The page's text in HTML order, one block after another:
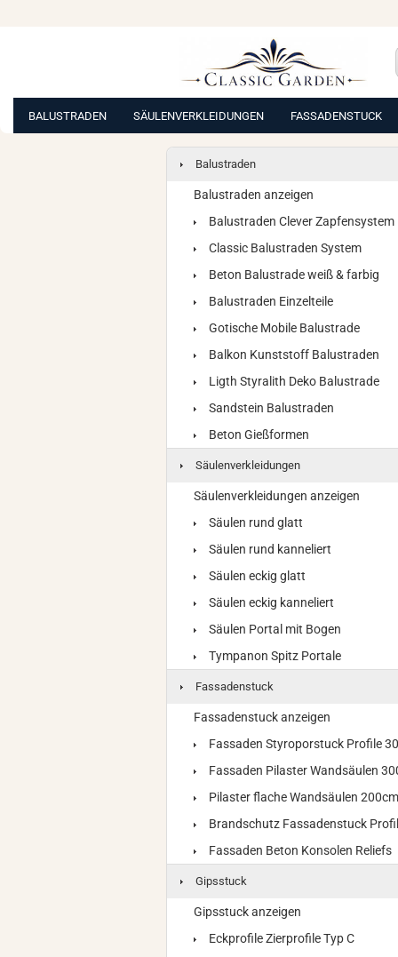
BALUSTRADEN SÄULENVERKLEIDUNGEN FASSADENSTUCK
Balustraden
Balustraden anzeigen
Balustraden Clever Zapfensystem
Classic Balustraden System
Beton Balustrade weiß & farbig
Balustraden Einzelteile
Gotische Mobile Balustrade
Balkon Kunststoff Balustraden
Ligth Styralith Deko Balustrade
Sandstein Balustraden
Beton Gießformen
Säulenverkleidungen
Säulenverkleidungen anzeigen
Säulen rund glatt
Säulen rund kanneliert
Säulen eckig glatt
Säulen eckig kanneliert
Säulen Portal mit Bogen
Tympanon Spitz Portale
Fassadenstuck
Fassadenstuck anzeigen
Fassaden Styroporstuck Profile
Fassaden Pilaster Wandsäulen
Pilaster flache Wandsäulen 200cm
Brandschutz Fassadenstuck
Fassaden Beton Konsolen Reliefs
Gipsstuck
Gipsstuck anzeigen
Eckprofile Zierprofile Typ C